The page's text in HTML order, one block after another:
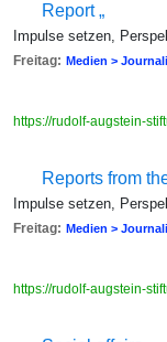
Report „
Impulse setzen,
Freitag: Medien >
https://rudolf-augstein-
Reports from
Impulse setzen,
Freitag: Medien >
https://rudolf-augstein-